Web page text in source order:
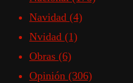
Navidad (4)
Nvidad (1)
Obras (6)
Opinión (306)